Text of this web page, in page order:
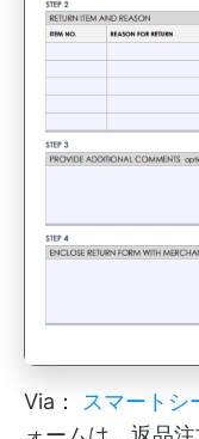
Via： スマートシ